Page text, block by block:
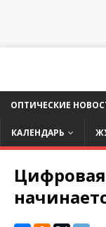
ОПТИЧЕСКИЕ
КАЛЕНДАРЬ